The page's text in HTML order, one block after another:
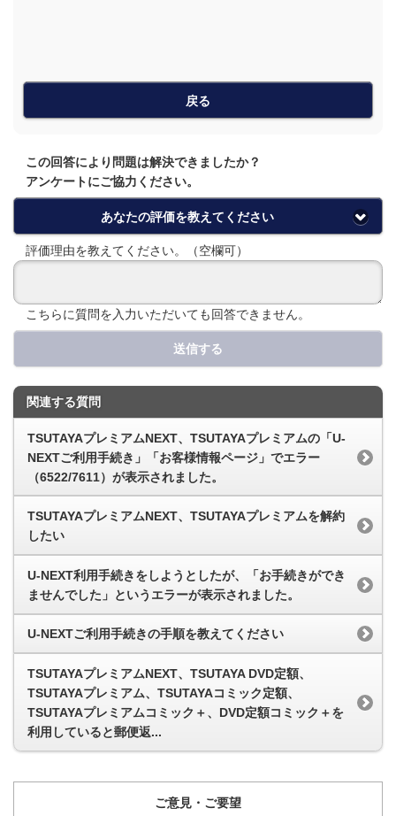
戻る
この回答により問題は解決できましたか？
アンケートにご協力ください。
あなたの評価を教えてください
評価理由を教えてください。（空欄可）
こちらに質問を入力いただいても回答できません。
送信する
関連する質問
TSUTAYAプレミアムNEXT、TSUTAYAプレミアムの「U-
NEXTご利用手続き」「お客様情報ページ」でエラー
（6522/7611）が表示されました。
TSUTAYAプレミアムNEXT、TSUTAYAプレミアムを解約
したい
U-NEXT利用手続きをしようとしたが、「お手続きができ
ませんでした」というエラーが表示されました。
U-NEXTご利用手続きの手順を教えてください
TSUTAYAプレミアムNEXT、TSUTAYA DVD定額、
TSUTAYAプレミアム、TSUTAYAコミック定額、
TSUTAYAプレミアムコミック＋、DVD定額コミック＋を
利用していると郵便返...
ご意見・ご要望